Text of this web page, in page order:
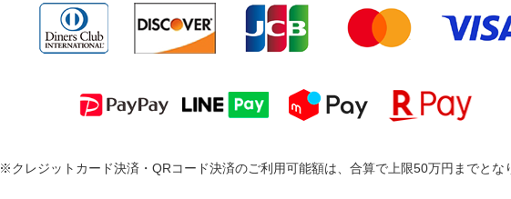
※クレジットカード決済・QRコード決済のご利用可能額は、合算で上限50万円までとな